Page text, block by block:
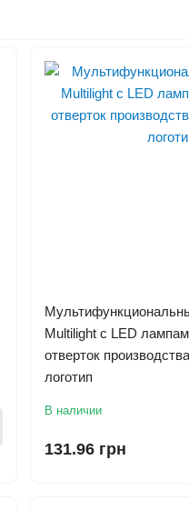
Multilight с LED
отверток
логотип
В наличии
131.96 грн